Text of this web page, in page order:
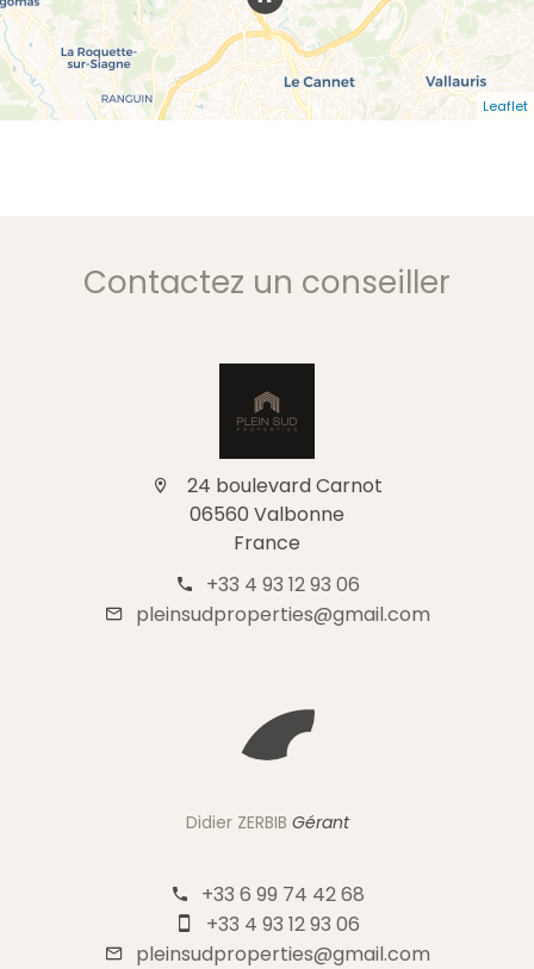
Leaflet
Contactez un conseiller
24 boulevard Carnot
06560 Valbonne
France
+33 4 93 12 93 06
pleinsudproperties@gmail.com
Didier ZERBIB Gérant
+33 6 99 74 42 68
+33 4 93 12 93 06
pleinsudproperties@gmail.com